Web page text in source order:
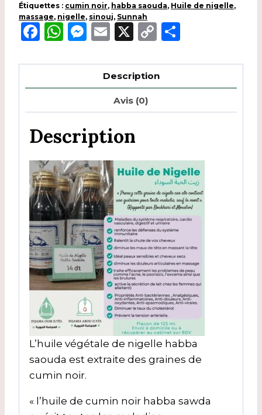
125
ml
Étiquettes : cumin noir, habba saouda, Huile de nigelle,
massage, nigelle, sinouj, Sunnah
Facebook
WhatsApp
Messenger
Email
X
Copy
Description
Avis (0)
Description
L’huile végétale de nigelle habba
saouda est extraite des graines de
cumin noir.
« l’huile de cumin noir habba sawda